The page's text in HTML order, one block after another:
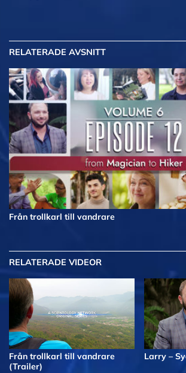
RELATERADE AVSNITT
Från trollkarl till vandrare
RELATERADE VIDEOR
Från trollkarl till vandrare
(Trailer)
Larry –